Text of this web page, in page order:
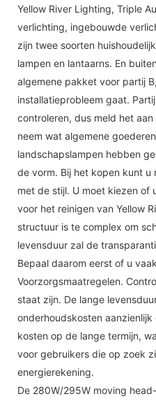
Yellow River Lighting, Triple
verlichting, ingebouwde
zijn twee soorten
lampen en lantaarns. En
algemene pakket voor partij
installatieprobleem gaat.
controleren, dus meld het
neem wat algemene
landschapslampen hebben
de vorm. Bij het kopen kunt u
met de stijl. U moet kiezen of
voor het reinigen van Yellow
structuur is te complex om
levensduur zal de
Bepaal daarom eerst of u
Voorzorgsmaatregelen.
staat zijn. De lange
onderhoudskosten
kosten op de lange termijn,
voor gebruikers die op zoek
energierekening.
De 280W/295W moving